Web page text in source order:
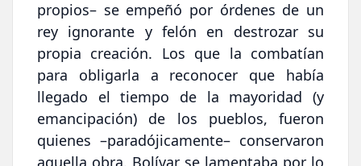
propios– se empeñó por órdenes de un
rey ignorante y felón en destrozar su
propia creación. Los que la combatían
para obligarla a reconocer que había
llegado el tiempo de la mayoridad (y
emancipación) de los pueblos, fueron
quienes –paradójicamente– conservaron